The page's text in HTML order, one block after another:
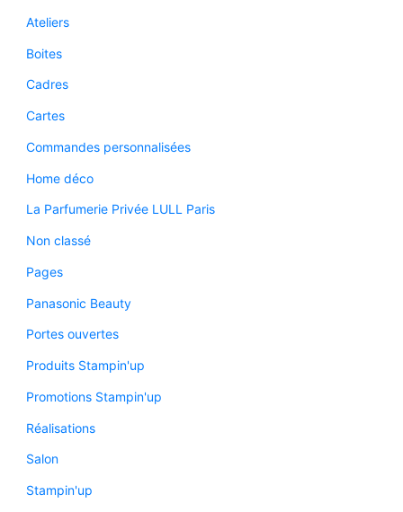
Ateliers
Boites
Cadres
Cartes
Commandes personnalisées
Home déco
La Parfumerie Privée LULL Paris
Non classé
Pages
Panasonic Beauty
Portes ouvertes
Produits Stampin'up
Promotions Stampin'up
Réalisations
Salon
Stampin'up